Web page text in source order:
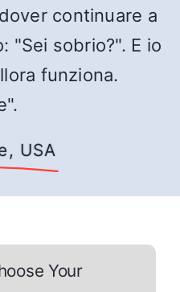
continuare a
"Sei sobrio?". E io
funziona.
USA
Your